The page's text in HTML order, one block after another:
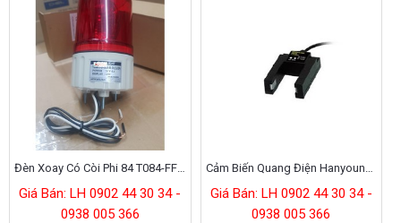
Giá Bán: LH 0902 44 30 34 -
0938 005 366
Giá Bán: LH 0902 44 30 34 -
0938 005 366